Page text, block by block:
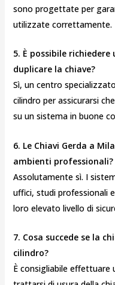
sono progettate per
utilizzate correttamente.
5. È possibile
duplicare la chiave?
Sì, un centro
cilindro per assicurarsi
su un sistema in buone
6. Le Chiavi Gerda a
ambienti professionali?
Assolutamente sì. I
uffici, studi professionali
loro elevato livello di
7. Cosa succede se la
cilindro?
È consigliabile effettuare